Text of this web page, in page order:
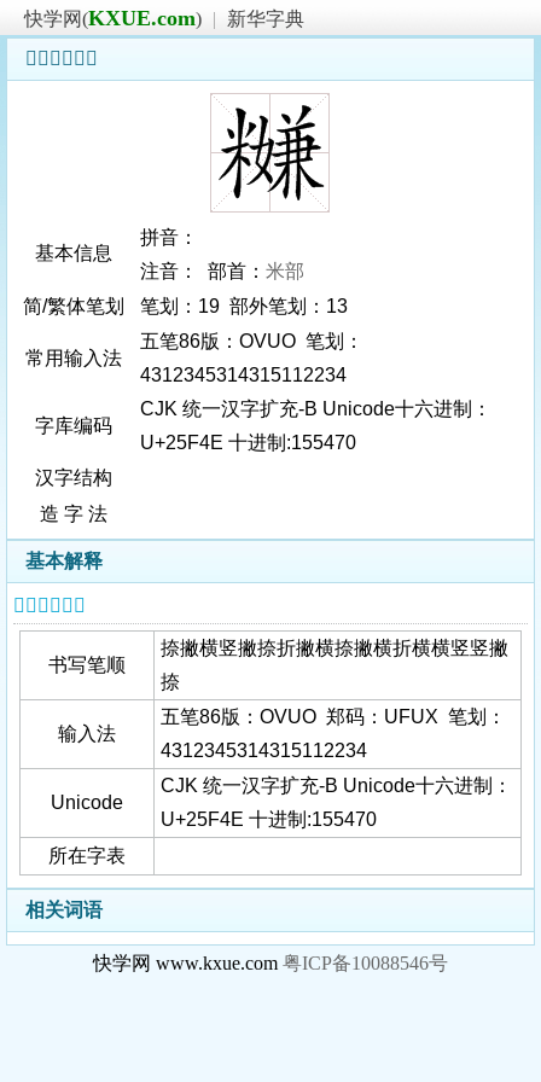
快学网(KXUE.com) |
新华字典
𥽎字基本信息
基本信息
拼音：
注音： 部首： 米部
简/繁体笔划
笔划：19 部外笔划：13
常用输入法
五笔86版：OVUO 笔划：
4312345314315112234
字库编码
CJK 统一汉字扩充-B Unicode十六进制：
U+25F4E 十进制:155470
汉字结构
造 字 法
基本解释
𥽎字基本信息
书写笔顺
捺撇横竖撇捺折撇横捺撇横折横横竖竖撇
捺
输入法
五笔86版：OVUO 郑码：UFUX 笔划：
4312345314315112234
Unicode
CJK 统一汉字扩充-B Unicode十六进制：
U+25F4E 十进制:155470
所在字表
相关词语
快学网 www.kxue.com 粤ICP备10088546号